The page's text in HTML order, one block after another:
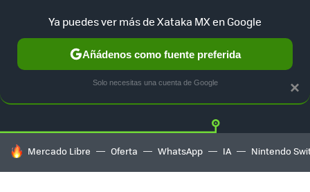
TESLA UBER AUTO ELECTRICO Twitter
HOY SE HABLA DE
Mercado Libre Oferta WhatsApp IA Nintendo
×
Ya puedes ver más de Xataka MX en Google
Añádenos como fuente preferida
Solo necesitas una cuenta de Google